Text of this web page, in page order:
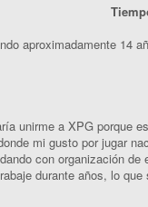
aproximadamente 14
unirme a XPG porque
mi gusto por jugar
con organización
durante años, lo